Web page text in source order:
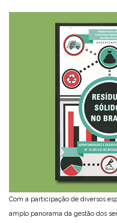
Com a participação de diversos
amplo panorama da gestão dos